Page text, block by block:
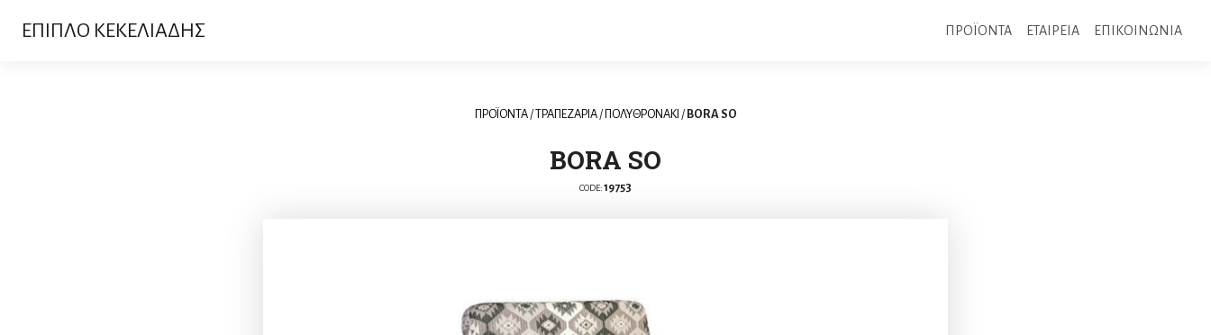
ΕΠΙΠΛΟ ΚΕΚΕΛΙΑΔΗΣ ΠΡΟΪΟΝΤΑ ΕΤΑΙΡΕΙΑ ΕΠΙΚΟΙΝΩΝΙΑ
ΠΡΟΪΟΝΤΑ/ΤΡΑΠΕΖΑΡΙΑ/ ΠΟΛΥΘΡΟΝΑKI / BORA SO
BORA SO
CODE:19753